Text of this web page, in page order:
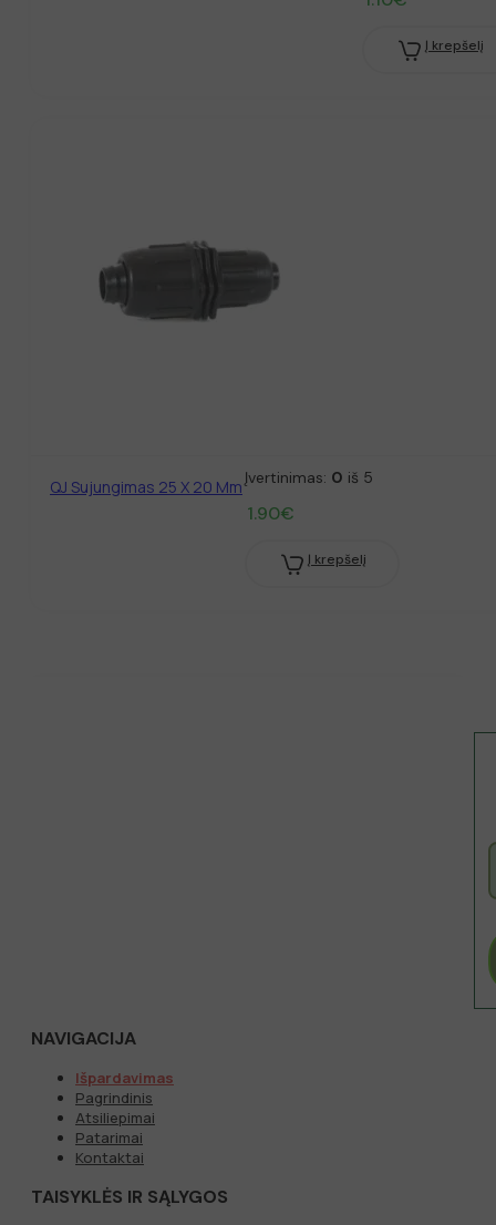
Į krepšelį
QJ Sujungimas 25 X 20 Mm Įvertinimas: 0 iš 5
1.90€
Į krepšelį
NAVIGACIJA
Išpardavimas
Pagrindinis
Atsiliepimai
Patarimai
Kontaktai
TAISYKLĖS IR SĄLYGOS